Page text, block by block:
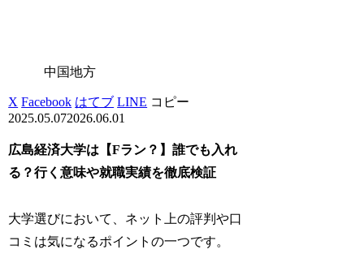
中国地方
X Facebook はてブ LINE コピー
2025.05.072026.06.01
広島経済大学は【Fラン？】誰でも入れ
る？行く意味や就職実績を徹底検証
大学選びにおいて、ネット上の評判や口
コミは気になるポイントの一つです。